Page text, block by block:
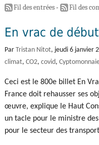
Fil des entrées- Fil des
En vrac de
Par Tristan Nitot, jeudi 6 janvier
climat CO2 covid
Ceci est le 800e billet En
France doit rehausser ses
œuvre, explique le Haut
un tacle pour le ministre
pour le secteur des